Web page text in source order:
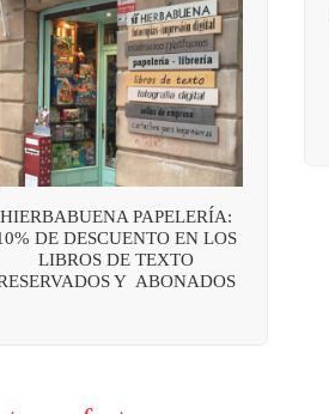
HIERBABUENA PAPELERÍA:
DE DESCUENTO EN LOS
LIBROS DE TEXTO
Y ABONADOS